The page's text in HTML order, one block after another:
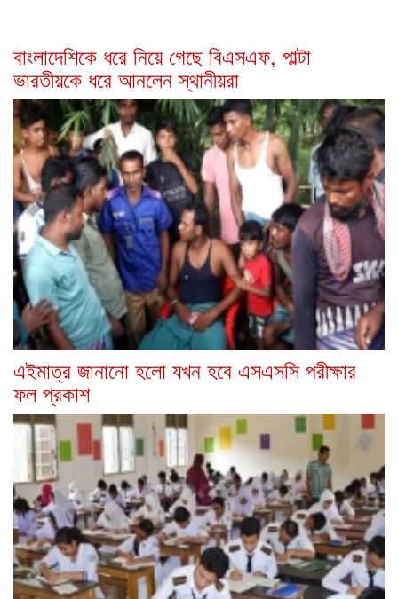
বাংলাদেশিকে ধরে নিয়ে গেছে বিএসএফ, পাল্টা
ভারতীয়কে ধরে আনলেন স্থানীয়রা
এইমাত্র জানানো হলো যখন হবে এসএসসি পরীক্ষার
ফল প্রকাশ